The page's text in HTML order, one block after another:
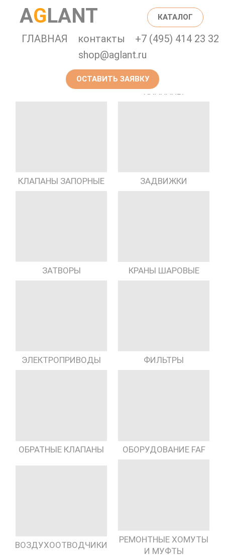
AGLANT КАТАЛОГ
ГЛАВНАЯ контакты
+7 (495) 414 23 32
shop@aglant.ru
ОСТАВИТЬ ЗАЯВКУ
ГИДРАНТЫ
ПРЕДОХРАНИТЕЛЬНЫЕ
КЛАПАНЫ
КЛАПАНЫ ЗАПОРНЫЕ ЗАДВИЖКИ
ЗАТВОРЫ КРАНЫ ШАРОВЫЕ
ЭЛЕКТРОПРИВОДЫ ФИЛЬТРЫ
ОБРАТНЫЕ КЛАПАНЫ ОБОРУДОВАНИЕ FAF
ВОЗДУХООТВОДЧИКИ
РЕМОНТНЫЕ ХОМУТЫ
И МУФТЫ